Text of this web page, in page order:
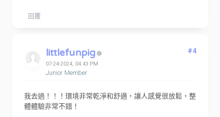
回覆
littlefunpig
07-24-2024, 04:43 PM
Junior Member
#4
我去過！！！環境非常乾淨和舒適，讓人感覺很放鬆，整
體體驗非常不錯！